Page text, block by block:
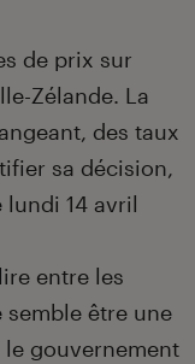
de prix sur
Zélande. La
des taux
sa décision,
14 avril
entre les
semble être une
gouvernement